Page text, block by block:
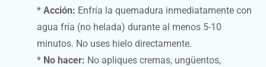
*Acción: Enfría la quemadura inmediatamente con
agua fría (no helada) durante al menos 5-10
minutos. No uses hielo directamente.
* No hacer: No apliques cremas, ungüentos,